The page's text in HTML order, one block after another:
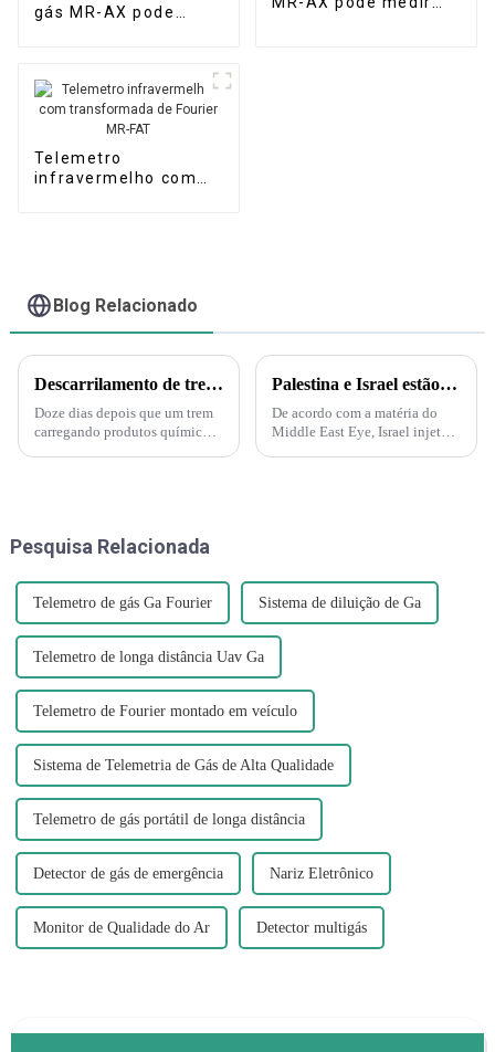
gás MR-AX pode
Telemetro
infravermelho com
Blog Relacionado
Descarrilamento de trem em Ohio gera medo de substâncias tóxicas entre moradores de cidade pequena.
Doze dias depois que um trem
carregando produtos químicos
Palestina e Israel estão iniciando uma guerra biológica e química. A Força Delta aparece e injeta gás nervoso em túneis subterrâneos em Gaza!
De acordo com a matéria do
Middle East Eye, Israel injetará
Pesquisa Relacionada
Telemetro de gás Ga Fourier Sistema de diluição de Ga
Telemetro de longa distância Uav Ga
Telemetro de Fourier montado em veículo
Sistema de Telemetria de Gás de Alta Qualidade
Telemetro de gás portátil de longa distância
Detector de gás de emergência Nariz Eletrônico
Monitor de Qualidade do Ar Detector multigás